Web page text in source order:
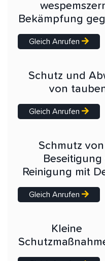
Bekämpfung
Gleich Anrufen
Schutz und
von
Gleich Anrufen
Schmutz
Beseitigung
Reinigung mit
Gleich Anrufen
Kleine